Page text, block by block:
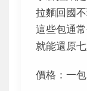
拉麵回國
這些包通
就能還原七
價格：一